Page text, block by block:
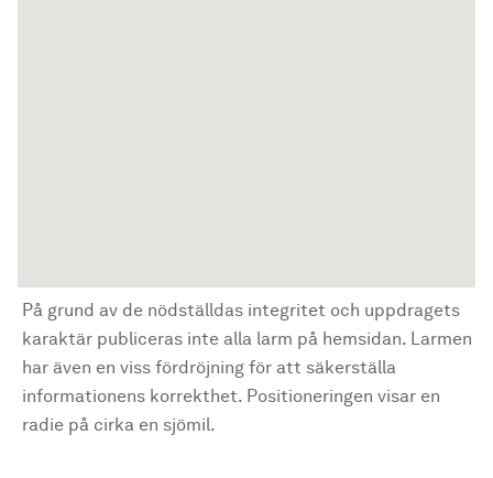
På grund av de nödställdas integritet och uppdragets
karaktär publiceras inte alla larm på hemsidan. Larmen
har även en viss fördröjning för att säkerställa
informationens korrekthet. Positioneringen visar en
radie på cirka en sjömil.